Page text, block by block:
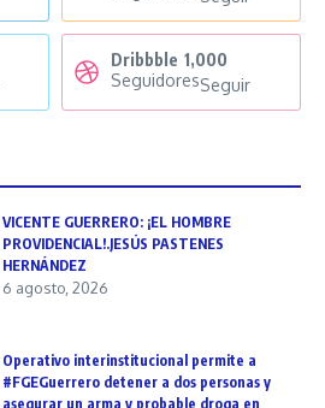
Dribbble 1,000
SeguidoresSeguir
VICENTE GUERRERO: ¡EL HOMBRE
PROVIDENCIAL!.JESÚS PASTENES
HERNÁNDEZ
6 agosto, 2026
Operativo interinstitucional permite a
#FGEGuerrero detener a dos personas y
asegurar un arma y probable droga en